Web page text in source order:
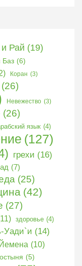
Рай (19)
Баз (6)
Коран (3)
(26)
Невежество (3)
(26)
язык (4)
(127)
грехи (16)
(7)
(25)
(42)
(27)
здоровье (4)
Уади`и (14)
(10)
(5)